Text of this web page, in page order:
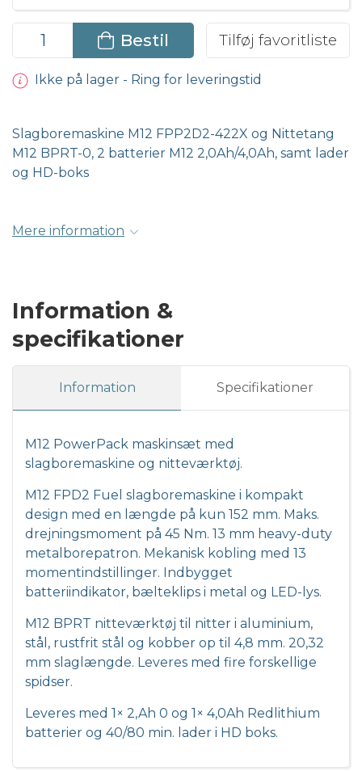
Bestil Tilføj favoritliste
Ikke på lager - Ring for leveringstid
Slagboremaskine M12 FPP2D2-422X og Nittetang
M12 BPRT-0, 2 batterier M12 2,0Ah/4,0Ah, samt lader
og HD-boks
Mere information
Information &
specifikationer
Information Specifikationer
M12 PowerPack maskinsæt med
slagboremaskine og nitteværktøj.
M12 FPD2 Fuel slagboremaskine i kompakt
design med en længde på kun 152 mm. Maks.
drejningsmoment på 45 Nm. 13 mm heavy-duty
metalborepatron. Mekanisk kobling med 13
momentindstillinger. Indbygget
batteriindikator, bælteklips i metal og LED-lys.
M12 BPRT nitteværktøj til nitter i aluminium,
stål, rustfrit stål og kobber op til 4,8 mm. 20,32
mm slaglængde. Leveres med fire forskellige
spidser.
Leveres med 1× 2,Ah 0 og 1× 4,0Ah Redlithium
batterier og 40/80 min. lader i HD boks.